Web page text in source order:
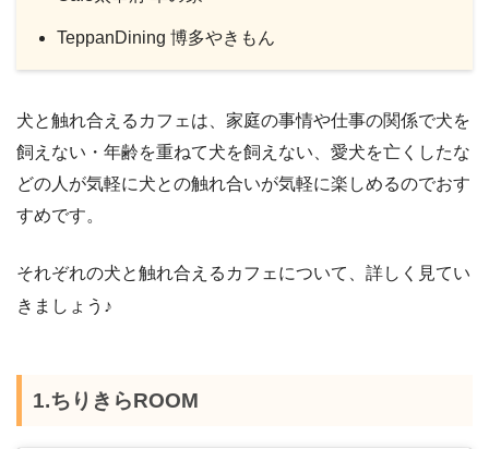
TeppanDining 博多やきもん
犬と触れ合えるカフェは、家庭の事情や仕事の関係で犬を
飼えない・年齢を重ねて犬を飼えない、愛犬を亡くしたな
どの人が気軽に犬との触れ合いが気軽に楽しめるのでおす
すめです。
それぞれの犬と触れ合えるカフェについて、詳しく見てい
きましょう♪
1.ちりきらROOM